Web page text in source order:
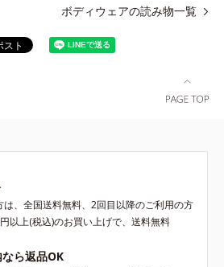
ボディウェアの読み物一覧
は、全国送料無料、2回目以降のご利用の方
以上(税込)のお買い上げで、送料無料
ら返品OK